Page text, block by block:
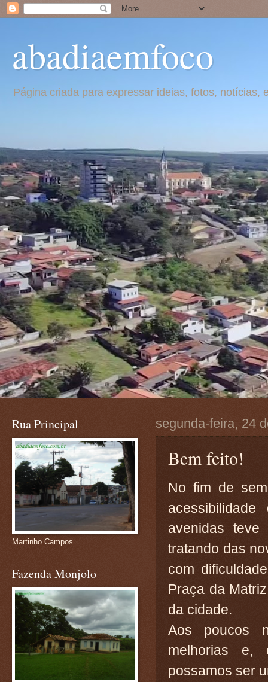
abadiaemfoco
Página criada para expressar ideias, fotos,
segunda-feira, 24
Bem feito!
No fim de
avenidas teve
tratando das
com
Praça da
da cidade.
Aos poucos
melhorias e,
possamos ser
Rua Principal
Martinho Campos
Fazenda Monjolo